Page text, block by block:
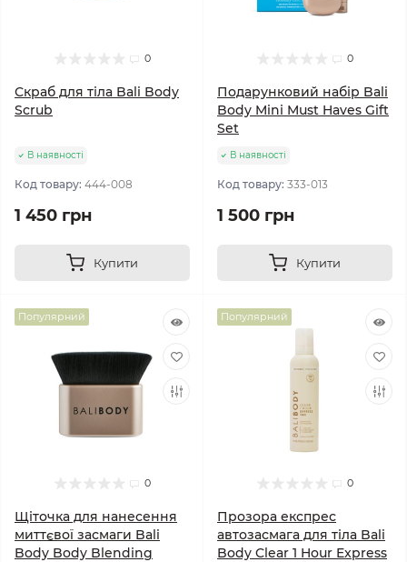
0
Скраб для тіла Bali Body
Scrub
В наявності
Код товару: 444-008
1 450 грн
Купити
0
Подарунковий набір Bali
Body Mini Must Haves Gift
Set
В наявності
Код товару: 333-013
1 500 грн
Купити
Популярний
0
Щіточка для нанесення
миттєвої засмаги Bali
Body Body Blending
Популярний
0
Прозора експрес
автозасмага для тіла Bali
Body Clear 1 Hour Express